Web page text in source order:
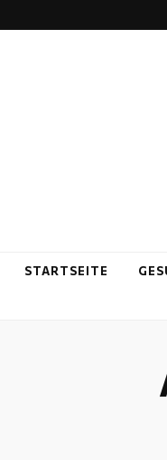
STARTSEITE